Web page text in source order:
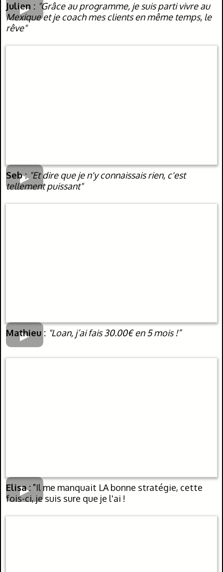
Julien : "Grâce au programme, je suis parti vivre au
Mexique et je coach mes clients en même temps, le
rêve"
Seb : "Et dire que je n'y connaissais rien, c'est
tellement puissant"
Mathieu : "Loan, j’ai fais 30.00€ en 5 mois !”
Elisa : "Il me manquait LA bonne stratégie, cette
fois-ci, je suis sure que je l'ai !